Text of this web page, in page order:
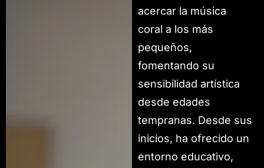
acercar la música
coral a los más
pequeños,
fomentando su
sensibilidad artística
desde edades
tempranas. Desde sus
inicios, ha ofrecido un
entorno educativo,